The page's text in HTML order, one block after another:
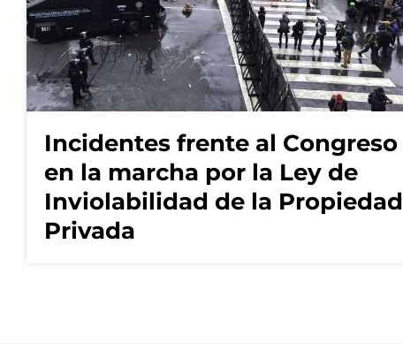
Incidentes frente al Congreso
en la marcha por la Ley de
Inviolabilidad de la Propiedad
Privada